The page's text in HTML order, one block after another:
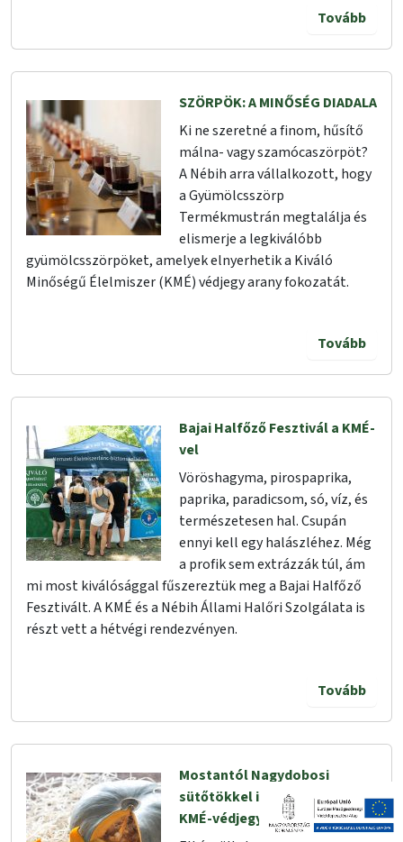
Tovább
SZÖRPÖK: A MINŐSÉG DIADALA
Ki ne szeretné a finom, hűsítő
málna- vagy szamócaszörpöt?
A Nébih arra vállalkozott, hogy
a Gyümölcsszörp
Termékmustrán megtalálja és
elismerje a legkiválóbb
gyümölcsszörpöket, amelyek elnyerhetik a Kiváló
Minőségű Élelmiszer (KMÉ) védjegy arany fokozatát.
Tovább
Bajai Halfőző Fesztivál a KMÉ-
vel
Vöröshagyma, pirospaprika,
paprika, paradicsom, só, víz, és
természetesen hal. Csupán
ennyi kell egy halászléhez. Még
a profik sem extrázzák túl, ám
mi most kiválósággal fűszereztük meg a Bajai Halfőző
Fesztivált. A KMÉ és a Nébih Állami Halőri Szolgálata is
részt vett a hétvégi rendezvényen.
Tovább
Mostantól Nagydobosi
sütőtökkel is pályázhat a
KMÉ-védjegyre!